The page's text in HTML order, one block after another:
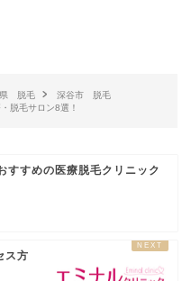
脱毛
深谷市 脱毛
脱毛サロン8選！
すすめの医療脱毛クリニック
ス方